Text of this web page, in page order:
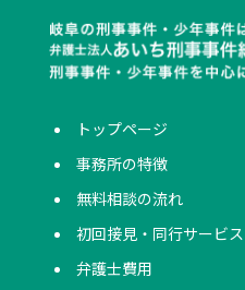
トップページ
事務所の特徴
無料相談の流れ
初回接見・同行サービス
弁護士費用